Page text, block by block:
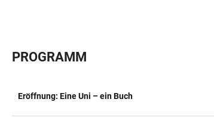
PROGRAMM
Eröffnung: Eine Uni – ein Buch